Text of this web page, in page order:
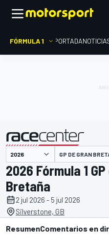
FÓRMULA 1 PORTADA
presentado por GP DE GRAN
2026 Fórmula 1
Bretaña
2 jul 2026 - 5 jul 2026
Silverstone, GB
ResumenComentarios en